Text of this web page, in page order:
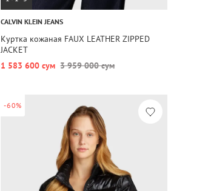
CALVIN KLEIN JEANS
Куртка кожаная FAUX LEATHER ZIPPED
JACKET
1 583 600 сум 3 959 000 сум
-60%